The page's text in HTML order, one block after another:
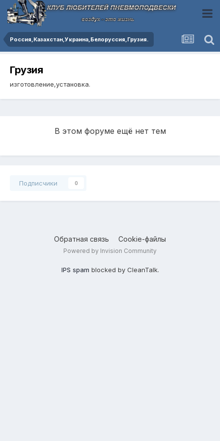
Россия,Казахстан,Украина,Белоруссия,Грузия.
Грузия
изготовление,установка.
В этом форуме ещё нет тем
Подписчики 0
Обратная связь Cookie-файлы
Powered by Invision Community
IPS spam blocked by CleanTalk.